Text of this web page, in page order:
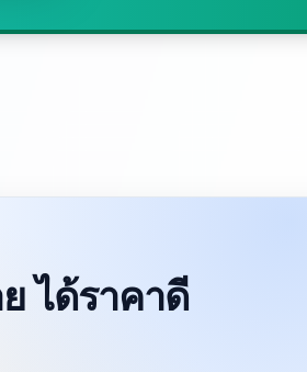
ได้ราคาดี